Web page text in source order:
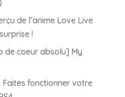
de l’anime Love Live
!
de coeur absolu] My
Faites fonctionner votre